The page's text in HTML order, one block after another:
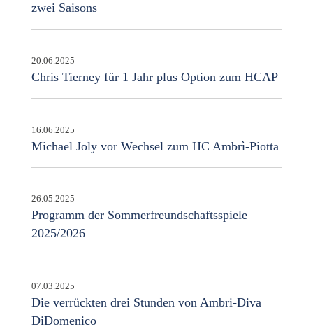
zwei Saisons
20.06.2025
Chris Tierney für 1 Jahr plus Option zum HCAP
16.06.2025
Michael Joly vor Wechsel zum HC Ambrì-Piotta
26.05.2025
Programm der Sommerfreundschaftsspiele
2025/2026
07.03.2025
Die verrückten drei Stunden von Ambri-Diva
DiDomenico